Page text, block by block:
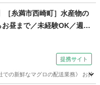
［糸満市西崎町］水産物の
昼まで／未経験OK／週休
リン代／正社員登用前提
提携サイト
の新鮮なマグロの配送業務》 お持